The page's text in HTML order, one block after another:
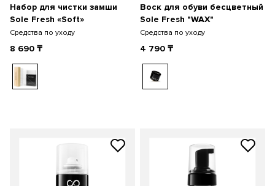
Набор для чистки замши
Sole Fresh «Soft»
Средства по уходу
8 690 ₸
Воск для обуви бесцветный
Sole Fresh "WAX"
Средства по уходу
4 790 ₸